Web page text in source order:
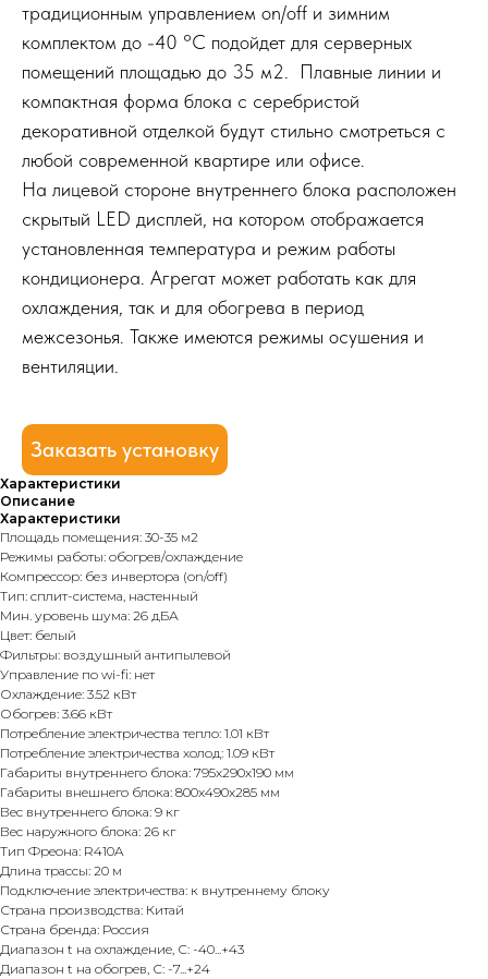
традиционным управлением on/off и зимним
комплектом до -40 °C подойдет для серверных
помещений площадью до 35 м2. Плавные линии и
компактная форма блока с серебристой
декоративной отделкой будут стильно смотреться с
любой современной квартире или офисе.
На лицевой стороне внутреннего блока расположен
скрытый LED дисплей, на котором отображается
установленная температура и режим работы
кондиционера. Агрегат может работать как для
охлаждения, так и для обогрева в период
межсезонья. Также имеются режимы осушения и
вентиляции.
Заказать установку
Характеристики
Описание
Характеристики
Площадь помещения: 30-35 м2
Режимы работы: обогрев/охлаждение
Компрессор: без инвертора (on/off)
Тип: сплит-система, настенный
Мин. уровень шума: 26 дБА
Цвет: белый
Фильтры: воздушный антипылевой
Управление по wi-fi: нет
Охлаждение: 3.52 кВт
Обогрев: 3.66 кВт
Потребление электричества тепло: 1.01 кВт
Потребление электричества холод: 1.09 кВт
Габариты внутреннего блока: 795x290x190 мм
Габариты внешнего блока: 800x490x285 мм
Вес внутреннего блока: 9 кг
Вес наружного блока: 26 кг
Тип Фреона: R410A
Длина трассы: 20 м
Подключение электричества: к внутреннему блоку
Страна производства: Китай
Страна бренда: Россия
Диапазон t на охлаждение, С: -40...+43
Диапазон t на обогрев, С: -7...+24